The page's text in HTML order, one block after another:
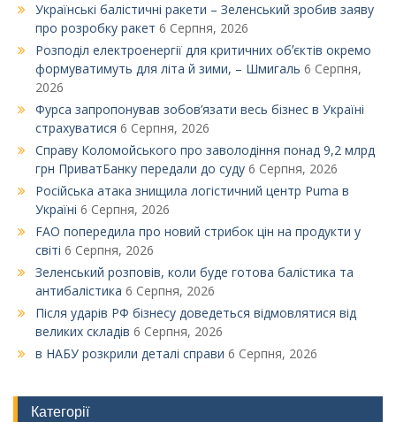
Українські балістичні ракети – Зеленський зробив заяву
про розробку ракет 6 Серпня, 2026
Розподіл електроенергії для критичних обʼєктів окремо
формуватимуть для літа й зими, – Шмигаль 6 Серпня,
2026
Фурса запропонував зобов’язати весь бізнес в Україні
страхуватися 6 Серпня, 2026
Справу Коломойського про заволодіння понад 9,2 млрд
грн ПриватБанку передали до суду 6 Серпня, 2026
Російська атака знищила логістичний центр Puma в
Україні 6 Серпня, 2026
FAO попередила про новий стрибок цін на продукти у
світі 6 Серпня, 2026
Зеленський розповів, коли буде готова балістика та
антибалістика 6 Серпня, 2026
Після ударів РФ бізнесу доведеться відмовлятися від
великих складів 6 Серпня, 2026
в НАБУ розкрили деталі справи 6 Серпня, 2026
Категорії